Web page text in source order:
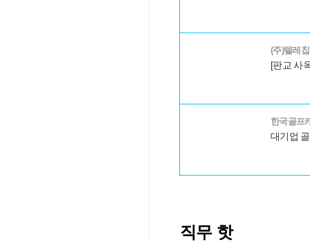
(주)텔레
한국골프
직무 핫